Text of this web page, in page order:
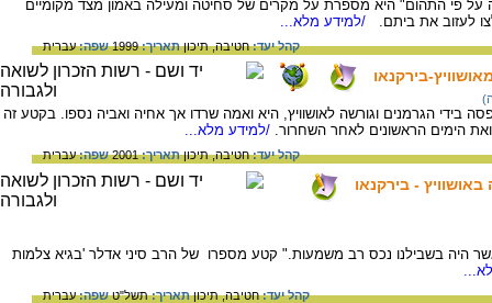
פי התהום" היא מספרת על מקרים של סחיטה ומעילה באמון מצד מקומיים
לעזוב את ביתם.
/למידע מלא...
קהל יעד:חטיבה,תיכוןתאריך:1999 שפה:עברית
בירקנאו
ב-1929. משפחתה נתפסה בידי הגרמנים וגורשה לאושוויץ, היא ואמה שרדו אך אחיה ואביה נספו. בקטע זה
הימים הראשונים לאחר השחרור. /למידע מלא...
קהל יעד:חטיבה,תיכוןתאריך:2001 שפה:עברית
- בירקנאו
היה בשבילנו נכס רב משמעות." קטע מספרו של הרב סיני אדלר 'בגיא צלמות
קהל יעד:חטיבה,תיכוןתאריך:תשל"טשפה:עברית